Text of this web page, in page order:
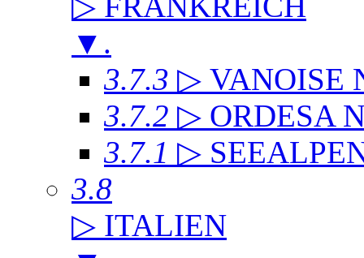
▼ .
3.7.3 ▷ VANOISE
3.7.2 ▷ ORDESA
3.7.1 ▷
3.8
▷ ITALIEN